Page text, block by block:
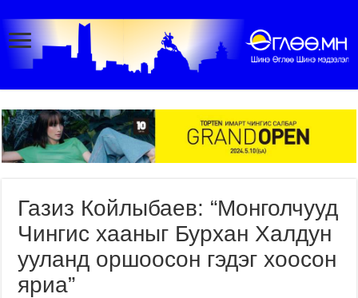
Газиз Койлыбаев: “Монголчууд
Чингис хааныг Бурхан Халдун
ууланд оршоосон гэдэг хоосон
яриа”